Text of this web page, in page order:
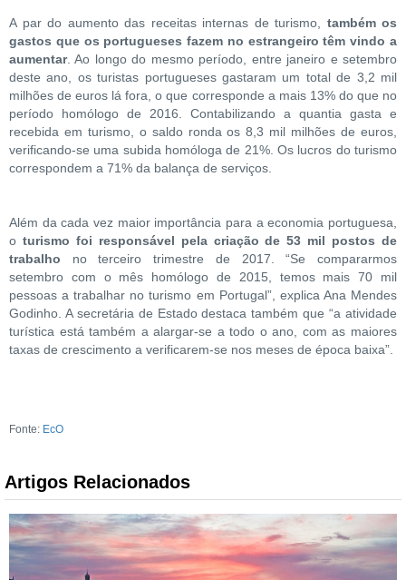
A par do aumento das receitas internas de turismo, também os
gastos que os portugueses fazem no estrangeiro têm vindo a
aumentar. Ao longo do mesmo período, entre janeiro e setembro
deste ano, os turistas portugueses gastaram um total de 3,2 mil
milhões de euros lá fora, o que corresponde a mais 13% do que no
período homólogo de 2016. Contabilizando a quantia gasta e
recebida em turismo, o saldo ronda os 8,3 mil milhões de euros,
verificando-se uma subida homóloga de 21%. Os lucros do turismo
correspondem a 71% da balança de serviços.
Além da cada vez maior importância para a economia portuguesa,
o turismo foi responsável pela criação de 53 mil postos de
trabalho no terceiro trimestre de 2017. “Se compararmos
setembro com o mês homólogo de 2015, temos mais 70 mil
pessoas a trabalhar no turismo em Portugal”, explica Ana Mendes
Godinho. A secretária de Estado destaca também que “a atividade
turística está também a alargar-se a todo o ano, com as maiores
taxas de crescimento a verificarem-se nos meses de época baixa”.
Fonte: EcO
Artigos Relacionados